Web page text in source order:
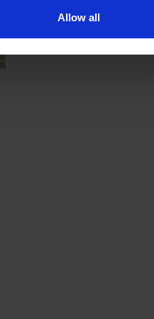
Allow all